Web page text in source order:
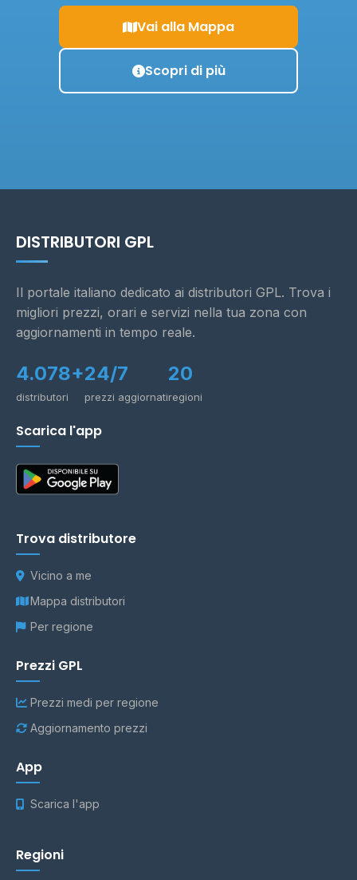
Vai alla Mappa
Scopri di più
DISTRIBUTORI GPL
Il portale italiano dedicato ai distributori GPL. Trova i
migliori prezzi, orari e servizi nella tua zona con
aggiornamenti in tempo reale.
4.078+
distributori
24/7
prezzi aggiornati
20
regioni
Scarica l'app
Trova distributore
Vicino a me
Mappa distributori
Per regione
Prezzi GPL
Prezzi medi per regione
Aggiornamento prezzi
App
Scarica l'app
Regioni